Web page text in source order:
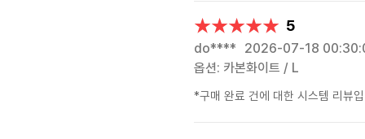
★★★★★
★★★★★ 5
do**** 2026-07-18
옵션: 카본화이트 / L
*구매 완료 건에 대한 시스템 리뷰